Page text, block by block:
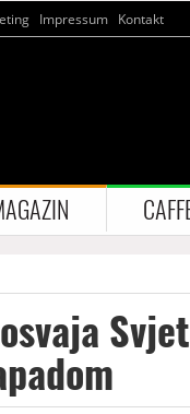
Impressum Kontakt